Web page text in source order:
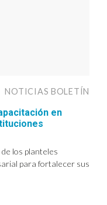
NOTICIAS BOLETÍN
en
los planteles
para fortalecer sus